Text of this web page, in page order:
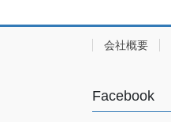
会社概要
Facebook